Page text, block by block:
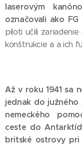
laserovým
označovali ako
piloti učili
konštrukcie a a ich
Až v roku 1941 sa
jednak do
nemeckého
ceste do
britské ostrovy pri